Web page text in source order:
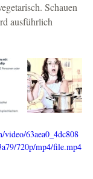
Schauen
ausführlich
63aea0_4dc808
720p/mp4/file.mp4